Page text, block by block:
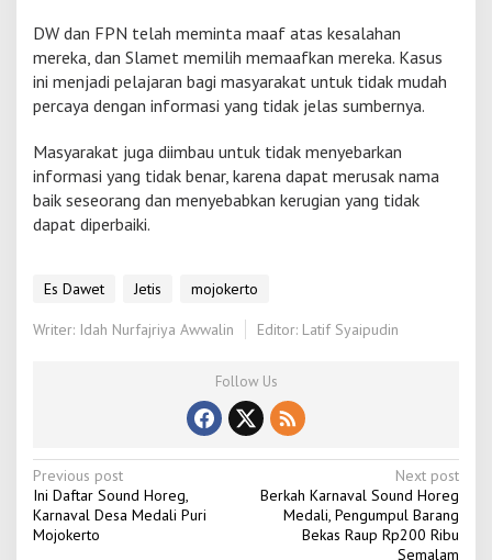
DW dan FPN telah meminta maaf atas kesalahan
mereka, dan Slamet memilih memaafkan mereka. Kasus
ini menjadi pelajaran bagi masyarakat untuk tidak mudah
percaya dengan informasi yang tidak jelas sumbernya.
Masyarakat juga diimbau untuk tidak menyebarkan
informasi yang tidak benar, karena dapat merusak nama
baik seseorang dan menyebabkan kerugian yang tidak
dapat diperbaiki.
Es Dawet Jetis mojokerto
Writer: Idah Nurfajriya Awwalin Editor: Latif Syaipudin
Follow Us
P
o
s
Previous post
Ini Daftar Sound Horeg,
Karnaval Desa Medali Puri
Mojokerto
Next post
Berkah Karnaval Sound Horeg
Medali, Pengumpul Barang
Bekas Raup Rp200 Ribu
Semalam